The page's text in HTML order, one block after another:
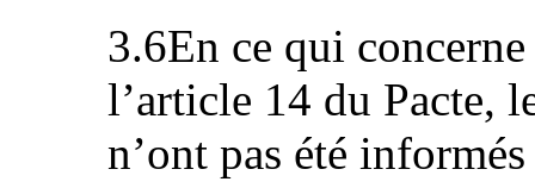
3.6En ce qui
l’article 14 du Pacte,
n’ont pas été